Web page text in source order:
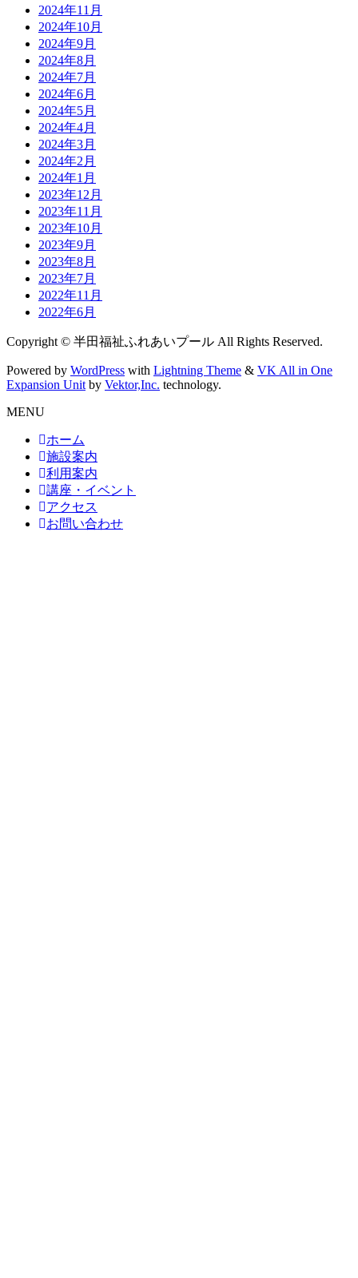
2024年11月
2024年10月
2024年9月
2024年8月
2024年7月
2024年6月
2024年5月
2024年4月
2024年3月
2024年2月
2024年1月
2023年12月
2023年11月
2023年10月
2023年9月
2023年8月
2023年7月
2022年11月
2022年6月
Copyright © 半田福祉ふれあいプール All Rights Reserved.
Powered by WordPress with Lightning Theme & VK All in One
Expansion Unit by Vektor,Inc. technology.
MENU
ホーム
施設案内
利用案内
講座・イベント
アクセス
お問い合わせ